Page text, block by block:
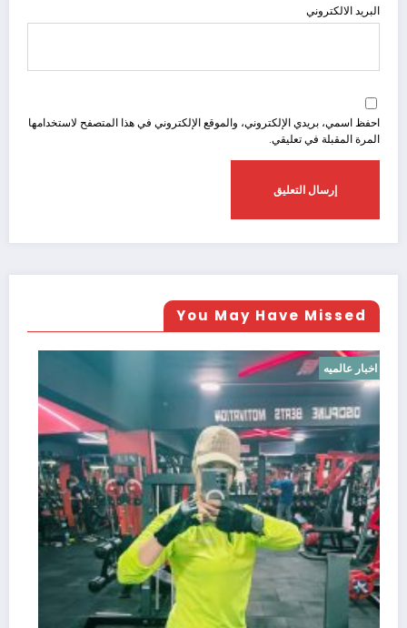
البريد الالكتروني
احفظ اسمي، بريدي الإلكتروني، والموقع الإلكتروني في هذا المتصفح لاستخدامها
المرة المقبلة في تعليقي.
You May Have Missed
اخبار عالميه